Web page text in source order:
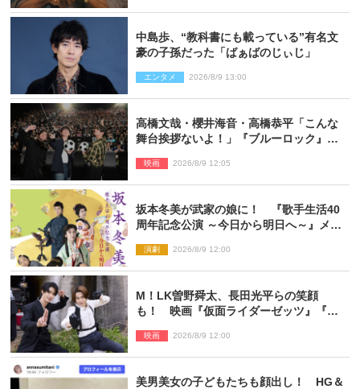
中島歩、“教科書にも載っている”有名文
豪の子孫だった「ばぁばのじぃじ」
エンタメ 2026/8/9 13:00
高橋文哉・櫻井海音・高橋恭平「こんな
舞台挨拶ないよ！」『ブルーロック』自
映画 2026/8/9 12:05
坂本冬美が武家の娘に！ 『歌手生活40
周年記念公演 ～今日から明日へ～』メイ
演劇 2026/8/9 12:00
M！LK曽野舜太、長田光平らの笑顔
も！ 映画『仮面ライダーゼッツ』『超
ショット到着
映画 2026/8/9 12:00
美男美女の子どもたちも顔出し！ HG＆